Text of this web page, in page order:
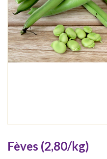
Fèves (2,80/kg)